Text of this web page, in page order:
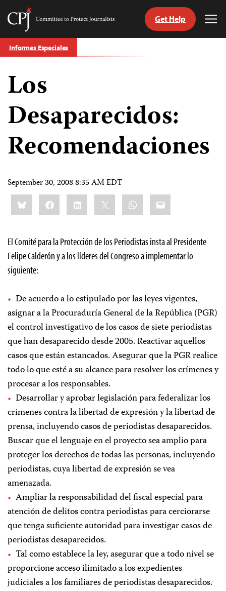
Skip
to
Committee
Protect
Journalists
Get Help
Informes Especiales
Los
Desaparecidos:
Recomendaciones
September 30, 2008 8:35 AM EDT
Share
this:BlueskyFacebookLinkedIn WhatsApp
Email
El Comité para la Protección de los Periodistas insta al Presidente
Felipe Calderón y a los líderes del Congreso a implementar lo
siguiente:
De acuerdo a lo estipulado por las leyes vigentes,
asignar a la Procuraduría General de la República (PGR)
el control investigativo de los casos de siete periodistas
que han desaparecido desde 2005. Reactivar aquellos
casos que están estancados. Asegurar que la PGR realice
todo lo que esté a su alcance para resolver los crímenes y
procesar a los responsables.
Desarrollar y aprobar legislación para federalizar los
crímenes contra la libertad de expresión y la libertad de
prensa, incluyendo casos de periodistas desaparecidos.
Buscar que el lenguaje en el proyecto sea amplio para
proteger los derechos de todas las personas, incluyendo
periodistas, cuya libertad de expresión se vea
amenazada.
Ampliar la responsabilidad del fiscal especial para
atención de delitos contra periodistas para cerciorarse
que tenga suficiente autoridad para investigar casos de
periodistas desaparecidos.
Tal como establece la ley, asegurar que a todo nivel se
proporcione acceso ilimitado a los expedientes
judiciales a los familiares de periodistas desaparecidos.